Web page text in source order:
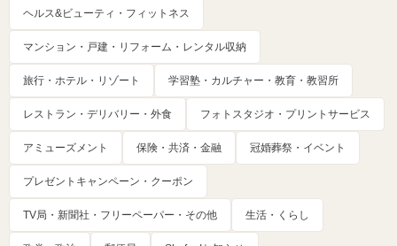
ヘルス&ビューティ・フィットネス
マンション・戸建・リフォーム・レンタル収納
旅行・ホテル・リゾート 学習塾・カルチャー・教育・教習所
レストラン・デリバリー・外食 フォトスタジオ・プリントサービス
アミューズメント 保険・共済・金融 冠婚葬祭・イベント
プレゼントキャンペーン・クーポン
TV局・新聞社・フリーペーパー・その他 生活・くらし